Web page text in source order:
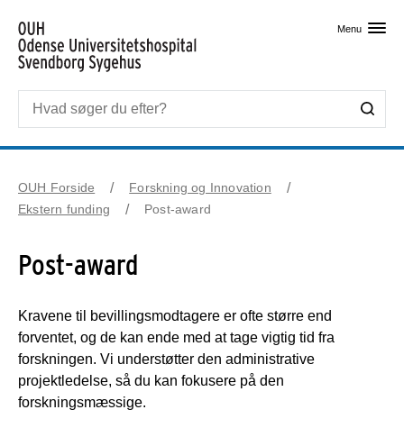
Menu
OUH Forside
Forskning og Innovation
Ekstern funding
Post-award
Post-award
Kravene til bevillingsmodtagere er ofte større end
forventet, og de kan ende med at tage vigtig tid fra
forskningen. Vi understøtter den administrative
projektledelse, så du kan fokusere på den
forskningsmæssige.